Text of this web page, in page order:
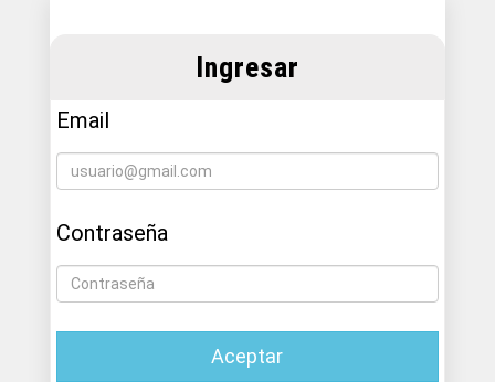
Ingresar
Email
Contraseña
Aceptar